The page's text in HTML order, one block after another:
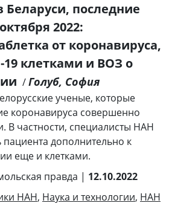
Беларуси, последние
2022:
от коронавируса,
19 клетками и ВОЗ о
/Голуб, София
ученые, которые
коронавируса совершенно
В частности, специалисты НАН
пациента дополнительно к
еще и клетками.
правда | 12.10.2022
НАН, Наука и технологии, НАН